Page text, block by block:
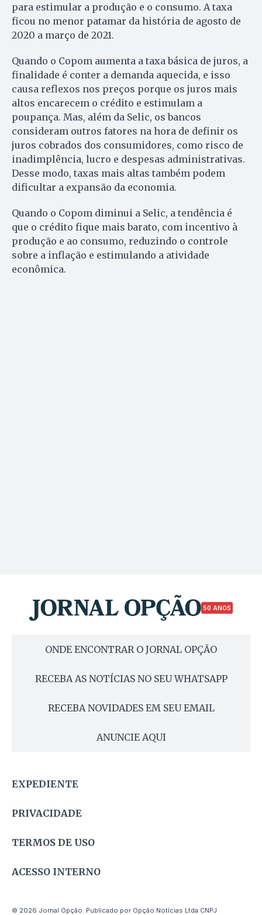
para estimular a produção e o consumo. A taxa
ficou no menor patamar da história de agosto de
2020 a março de 2021.
Quando o Copom aumenta a taxa básica de juros, a
finalidade é conter a demanda aquecida, e isso
causa reflexos nos preços porque os juros mais
altos encarecem o crédito e estimulam a
poupança. Mas, além da Selic, os bancos
consideram outros fatores na hora de definir os
juros cobrados dos consumidores, como risco de
inadimplência, lucro e despesas administrativas.
Desse modo, taxas mais altas também podem
dificultar a expansão da economia.
Quando o Copom diminui a Selic, a tendência é
que o crédito fique mais barato, com incentivo à
produção e ao consumo, reduzindo o controle
sobre a inflação e estimulando a atividade
econômica.
50 ANOS
ONDE ENCONTRAR O JORNAL OPÇÃO
RECEBA AS NOTÍCIAS NO SEU WHATSAPP
RECEBA NOVIDADES EM SEU EMAIL
ANUNCIE AQUI
EXPEDIENTE
PRIVACIDADE
TERMOS DE USO
ACESSO INTERNO
© 2026 Jornal Opção. Publicado por Opção Notícias Ltda CNPJ